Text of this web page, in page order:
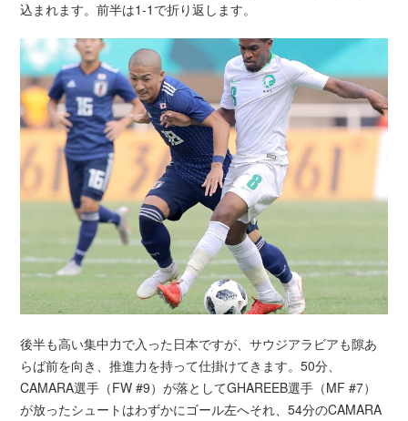
込まれます。前半は1-1で折り返します。
後半も高い集中力で入った日本ですが、サウジアラビアも隙あ
らば前を向き、推進力を持って仕掛けてきます。50分、
CAMARA選手（FW #9）が落としてGHAREEB選手（MF #7）
が放ったシュートはわずかにゴール左へそれ、54分のCAMARA